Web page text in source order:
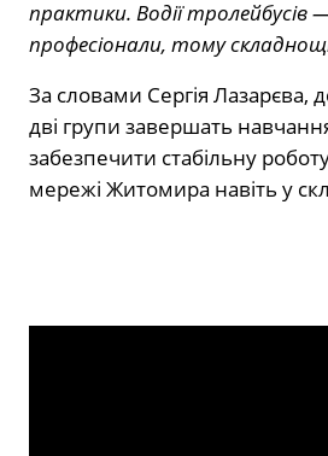
практики. Водії тролейбусів
професіонали, тому
За словами Сергія Лазарєва,
дві групи завершать
забезпечити стабільну
мережі Житомира навіть у